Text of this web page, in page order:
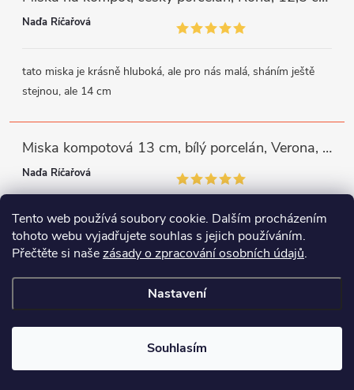
Tento web používá soubory cookie. Dalším procházením
tohoto webu vyjadřujete souhlas s jejich používáním.
Přečtěte si našezásady o zpracování osobních údajů.
Nastavení
Souhlasím
Naďa Říčařová
tato miska je krásně hluboká, ale pro nás malá, sháním ještě
stejnou, ale 14 cm
Miska kompotová 13 cm, bílý porcelán, Verona, G. Benedikt
Naďa Říčařová
miska je trochu mělká, ale využiji
Copyright 2026Porcelánový svět. Všechna práva vyhrazena.